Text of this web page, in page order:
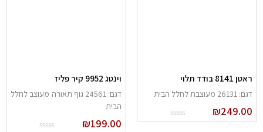
8141 בודד תלוי
מעוצבת לחלל הבית
₪
וינטג 9952 קיר פליז
דגם: 24561 גוף תאורה מעוצב לחלל
הבית
₪199.00